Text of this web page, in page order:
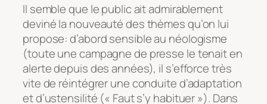
Il semble que le public ait admirablement
deviné la nouveauté des thèmes qu’on lui
propose: d’abord sensible au néologisme
(toute une campagne de presse le tenait en
alerte depuis des années), il s’efforce très
vite de réintégrer une conduite d’adaptation
et d’ustensilité (« Faut s’y habituer »). Dans